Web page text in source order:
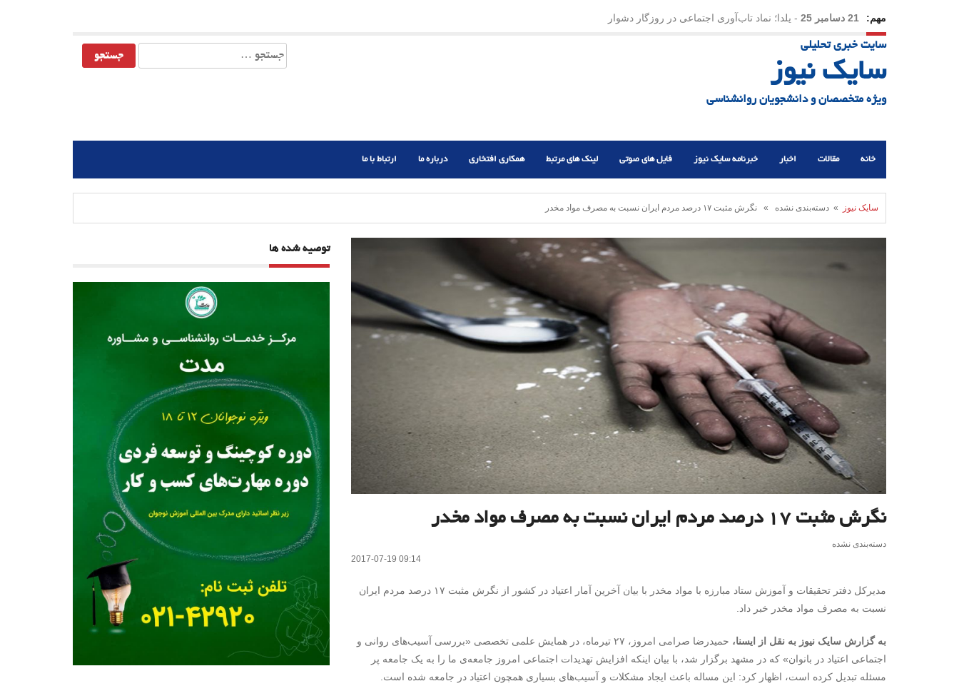
مهم: 21 دسامبر 25 - یلدا؛ نماد تاب‌آوری اجتماعی در روزگار دشوار
سایت خبری تحلیلی
سایک نیوز
ویژه متخصصان و دانشجویان روانشناسی
جستجو
برای:
خانه مقالات اخبار خبرنامه سایک نیوز فایل های صوتی لینک های مرتبط همکاری افتخاری درباره ما ارتباط با ما
سایک نیوز » دسته‌بندی نشده » نگرش مثبت ۱۷ درصد مردم ایران نسبت به مصرف مواد مخدر
نگرش مثبت ۱۷ درصد مردم ایران نسبت به مصرف مواد مخدر
دسته‌بندی نشده
2017-07-19 09:14
مدیرکل دفتر تحقیقات و آموزش ستاد مبارزه با مواد مخدر با بیان آخرین آمار اعتیاد در کشور از نگرش مثبت ۱۷ درصد مردم ایران
نسبت به مصرف مواد مخدر خبر داد.
به گزارش سایک نیوز به نقل از ایسنا،
حمیدرضا صرامی امروز، ۲۷ تیرماه، در همایش علمی تخصصی «بررسی آسیب‌های روانی و
اجتماعی اعتیاد در بانوان» که در مشهد برگزار شد، با بیان اینکه افزایش تهدیدات اجتماعی امروز جامعه‌ی ما را به یک جامعه پر
مسئله تبدیل کرده است، اظهار کرد: این مساله باعث ایجاد مشکلات و آسیب‌های بسیاری همچون اعتیاد در جامعه شده است.
توصیه شده ها